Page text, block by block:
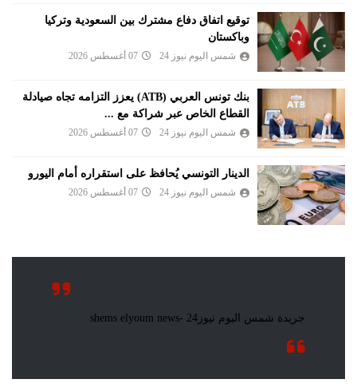
توقيع اتفاق دفاع مشترك بين السعودية وتركيا
وباكستان
شمس اليوم نيوز 24 07 أغسطس 2026
بنك تونس العربي (ATB) يعزز التزامه تجاه صيادلة
القطاع الخاص عبر شراكة مع ...
شمس اليوم نيوز 24 07 أغسطس 2026
الدينار التونسي يُحافظ على استقراره أمام اليورو
شمس اليوم نيوز 24 07 أغسطس 2026